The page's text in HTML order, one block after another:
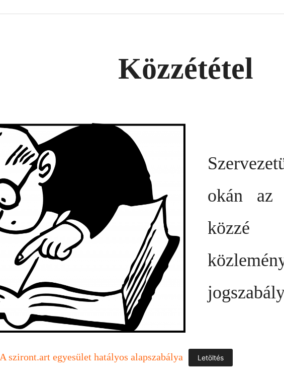
Közzététel
okán az
A sziront.art egyesület hatályos alapszabálya Letöltés